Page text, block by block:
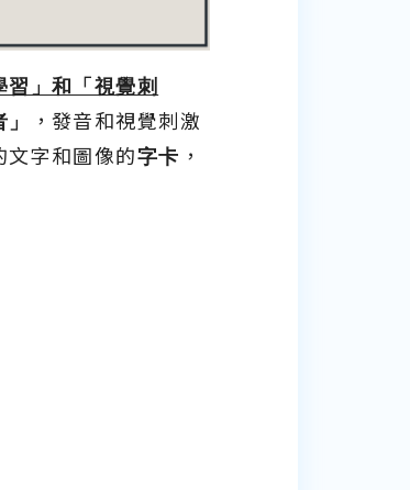
習」和「視覺刺
，發音和視覺刺激
字和圖像的字卡 ，